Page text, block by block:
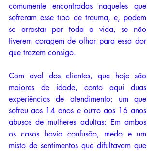
comumente encontradas naqueles que
sofreram esse tipo de trauma, e, podem
se arrastar por toda a vida, se não
tiverem coragem de olhar para essa dor
que trazem consigo.
Com aval dos clientes, que hoje são
maiores de idade, conto aqui duas
experiências de atendimento: um que
sofreu aos 14 anos e outro aos 16 anos
abusos de mulheres adultas: Em ambos
os casos havia confusão, medo e um
misto de sentimentos que difultavam que